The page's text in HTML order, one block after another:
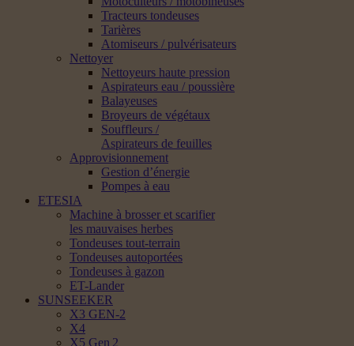
Tracteurs tondeuses
Tarières
Atomiseurs / pulvérisateurs
Nettoyer
Nettoyeurs haute pression
Aspirateurs eau / poussière
Balayeuses
Broyeurs de végétaux
Souffleurs /
Aspirateurs de feuilles
Approvisionnement
Gestion d’énergie
Pompes à eau
ETESIA
Machine à brosser et scarifier
les mauvaises herbes
Tondeuses tout-terrain
Tondeuses autoportées
Tondeuses à gazon
ET-Lander
SUNSEEKER
X3 GEN-2
X4
X5 Gen 2